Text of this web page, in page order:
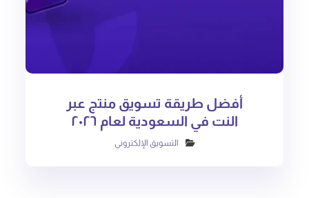
أفضل طريقة تسويق منتج عبر
النت في السعودية لعام ٢٠٢٦
التسويق الإلكتروني